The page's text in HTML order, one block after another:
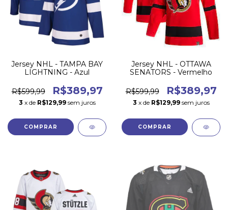
Jersey NHL - TAMPA BAY
LIGHTNING - Azul
R$599,99 R$389,97
3 x de R$129,99 sem juros
COMPRAR
Jersey NHL - OTTAWA
SENATORS - Vermelho
R$599,99 R$389,97
3 x de R$129,99 sem juros
COMPRAR